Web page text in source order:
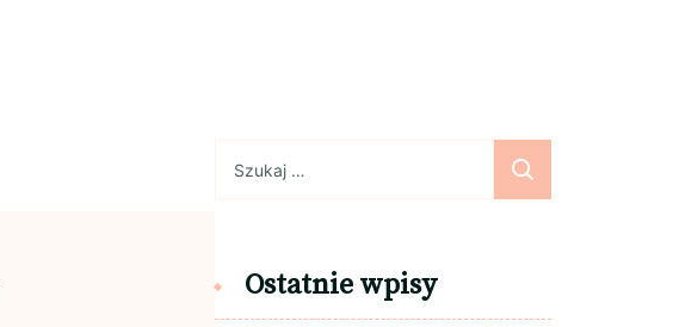
Ostatnie wpisy